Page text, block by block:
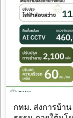
กทม. ส่งการบ้าน